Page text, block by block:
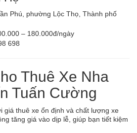
Phú, phường Lộc Thọ, Thành phố
– 180.000đ/ngày
698
Thuê Xe Nha
Tuấn Cường
giá thuê xe ổn định và chất lượng xe
tăng giá vào dịp lễ, giúp bạn tiết kiệm